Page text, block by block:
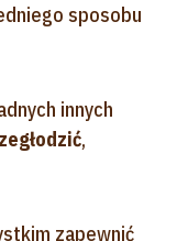
sposobu
innych
,
zapewnić